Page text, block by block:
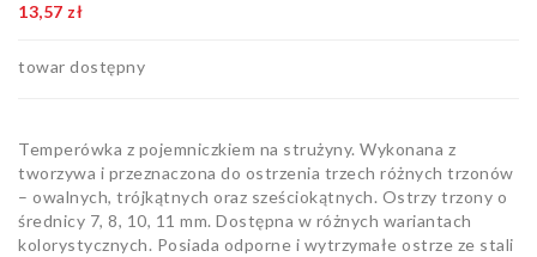
13,57 zł
towar dostępny
Temperówka z pojemniczkiem na strużyny. Wykonana z
tworzywa i przeznaczona do ostrzenia trzech różnych trzonów
– owalnych, trójkątnych oraz sześciokątnych. Ostrzy trzony o
średnicy 7, 8, 10, 11 mm. Dostępna w różnych wariantach
kolorystycznych. Posiada odporne i wytrzymałe ostrze ze stali